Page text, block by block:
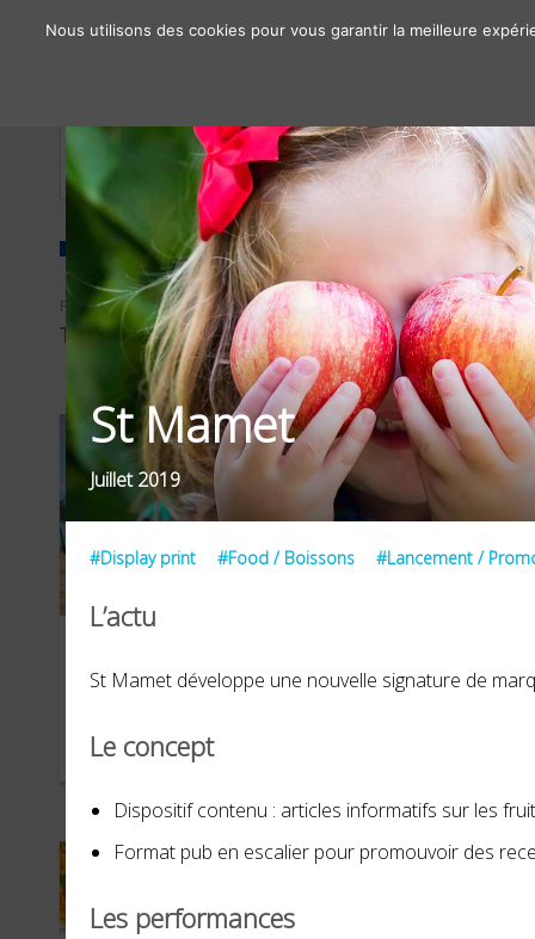
À propos Chiffres clés Nos solutions
FILTRER PAR
TYPE D'OPÉRATIONS
SECTEUR
FOOD / BOISSONS
JUILLET 2023
St Mamet
Juillet 2019
#Display print #Food / Boissons #Lancement /
L’actu
St Mamet développe une nouvelle signature de
Le concept
Dispositif contenu : articles informatifs sur les
Format pub en escalier pour promouvoir des
Les performances
Nous utilisons des cookies pour vous garantir la meilleure